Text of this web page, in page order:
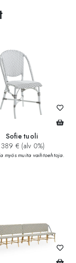
Sofie tuoli
389 € (alv 0%)
myös muita vaihtoehtoja.